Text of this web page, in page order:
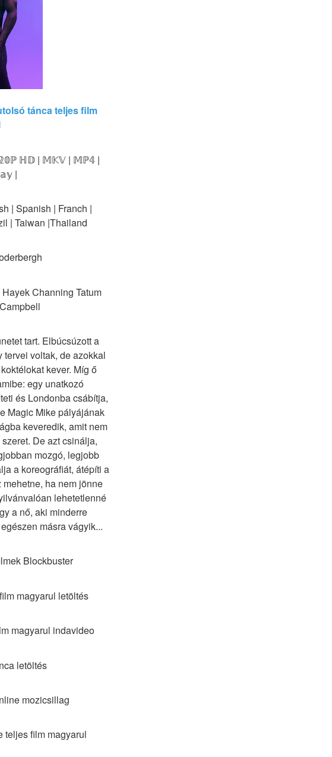
tánca teljes film
ℍ𝔻 | 𝕄𝕂𝕍 | 𝕄ℙ𝟜 |
|
| Spanish | Franch |
| Taiwan |Thailand
Channing Tatum
tart. Elbúcsúzott a
tervei voltak, de azokkal
kever. Míg ő
egy unatkozó
és Londonba csábítja,
Magic Mike pályájának
keveredik, amit nem
De azt csinálja,
mozgó, legjobb
a koreográfiát, átépíti a
ha nem jönne
lehetetlenné
a nő, aki minderre
másra vágyik...
Blockbuster
magyarul letöltés
magyarul indavideo
letöltés
mozicsillag
teljes film magyarul